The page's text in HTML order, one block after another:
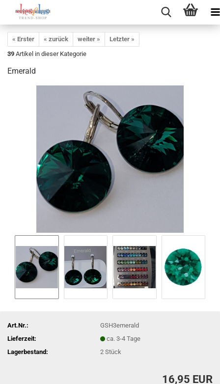
« Erster « zurück weiter »
Letzter »
39 Artikel in dieser Kategorie
Emerald
Art.Nr.:
GSH3emerald
Lieferzeit:
ca. 3-4 Tage
Lagerbestand:
2Stück
16,95 EUR